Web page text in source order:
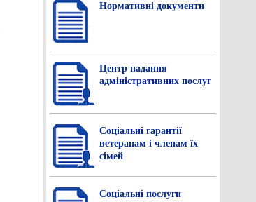
Нормативнi документи
Центр надання
адміністративних послуг
Соціальні гарантії
ветеранам і членам їх
сімей
Соціальні послуги